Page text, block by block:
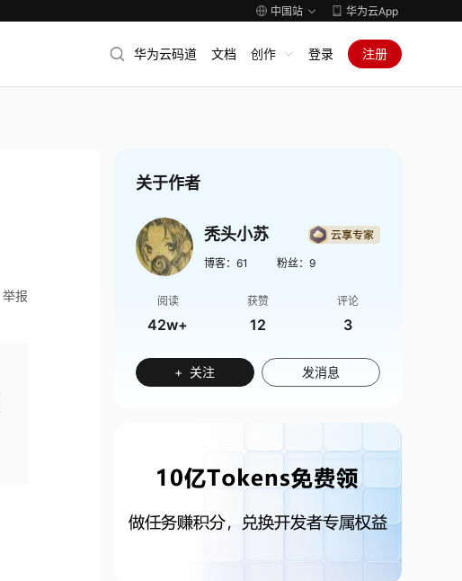
中国站 华为云App
华为云码道 文档 创作 登录 注册
举报
关于作者
秃头小苏
博客： 61 粉丝： 9
阅读
42w+
获赞
12
评论
3
+ 关注 发消息